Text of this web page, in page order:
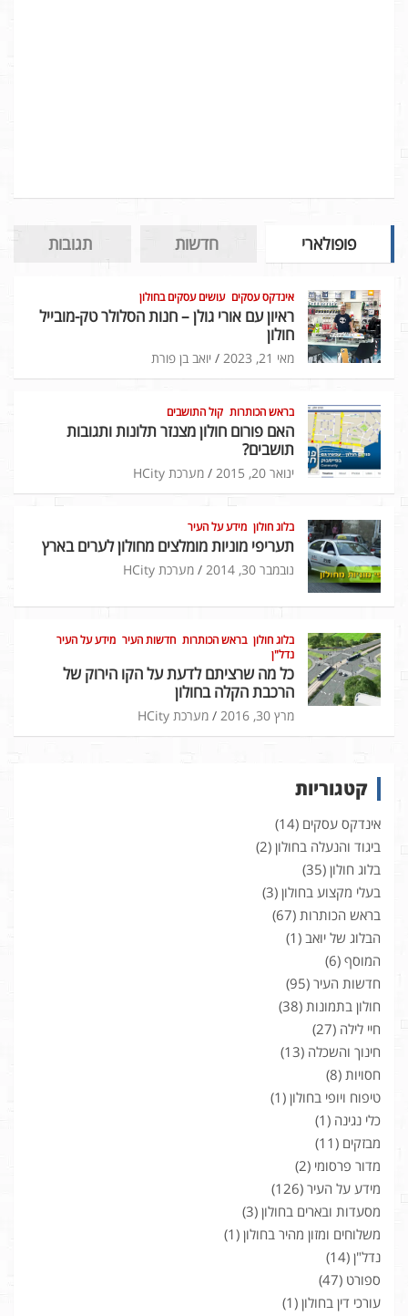
פופולארי חדשות תגובות
אינדקס עסקים עושים עסקים בחולון
ראיון עם אורי גולן – חנות הסלולר טק-מובייל
חולון
מאי 21, 2023 יואב בן פורת
בראש הכותרות קול התושבים
האם פורום חולון מצנזר תלונות ותגובות
תושבים?
ינואר 20, 2015 מערכת HCity
בלוג חולון מידע על העיר
תעריפי מוניות מומלצים מחולון לערים בארץ
נובמבר 30, 2014 מערכת HCity
בלוג חולון בראש הכותרות חדשות העיר מידע על העיר
נדל"ן
כל מה שרציתם לדעת על הקו הירוק של
הרכבת הקלה בחולון
מרץ 30, 2016 מערכת HCity
קטגוריות
אינדקס עסקים (14)
ביגוד והנעלה בחולון (2)
בלוג חולון (35)
בעלי מקצוע בחולון (3)
בראש הכותרות (67)
הבלוג של יואב (1)
המוסף (6)
חדשות העיר (95)
חולון בתמונות (38)
חיי לילה (27)
חינוך והשכלה (13)
חסויות (8)
טיפוח ויופי בחולון (1)
כלי נגינה (1)
מבזקים (11)
מדור פרסומי (2)
מידע על העיר (126)
מסעדות ובארים בחולון (3)
משלוחים ומזון מהיר בחולון (1)
נדל"ן (14)
ספורט (47)
עורכי דין בחולון (1)